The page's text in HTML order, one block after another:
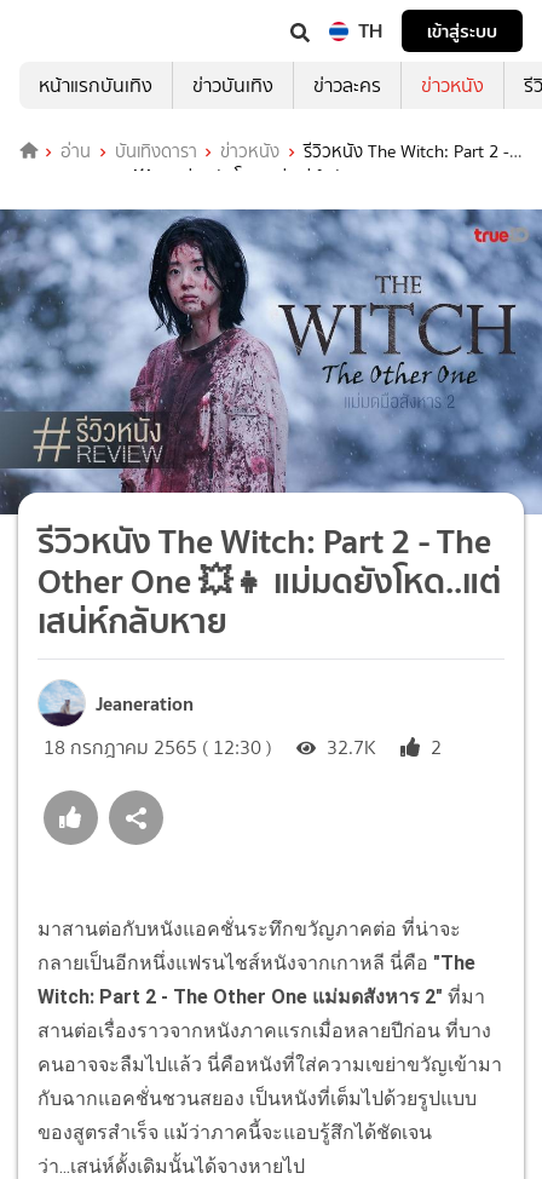
TH
เข้าสู่ระบบ
หน้าแรกบันเทิง
ข่าวบันเทิง ข่าวละคร ข่าวหนัง รี
อ่าน บันเทิงดารา ข่าวหนัง
รีวิวหนัง The Witch: Part 2 -
The Other One 💥👧 แม่มดยังโหด..แต่เสน่ห์กลับหาย
รีวิวหนัง The Witch: Part 2 - The
Other One 💥👧 แม่มดยังโหด..แต่
เสน่ห์กลับหาย
Jeaneration
18 กรกฎาคม 2565 ( 12:30 ) 32.7K 2
มาสานต่อกับหนังแอคชั่นระทึกขวัญภาคต่อ ที่น่าจะ
กลายเป็นอีกหนึ่งแฟรนไชส์หนังจากเกาหลี นี่คือ "The
Witch: Part 2 - The Other One แม่มดสังหาร 2" ที่มา
สานต่อเรื่องราวจากหนังภาคแรกเมื่อหลายปีก่อน ที่บาง
คนอาจจะลืมไปแล้ว นี่คือหนังที่ใส่ความเขย่าขวัญเข้ามา
กับฉากแอคชั่นชวนสยอง เป็นหนังที่เต็มไปด้วยรูปแบบ
ของสูตรสำเร็จ แม้ว่าภาคนี้จะแอบรู้สึกได้ชัดเจน
ว่า...เสน่ห์ดั้งเดิมนั้นได้จางหายไป